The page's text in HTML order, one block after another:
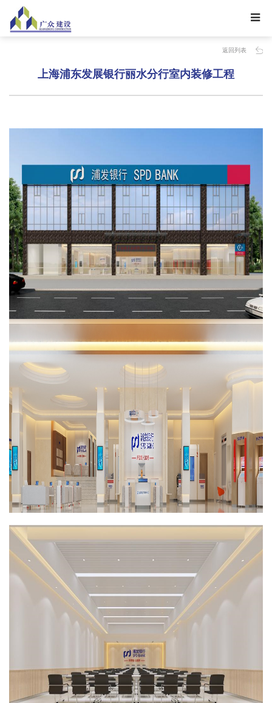
返回列表
上海浦东发展银行丽水分行室内装修工程